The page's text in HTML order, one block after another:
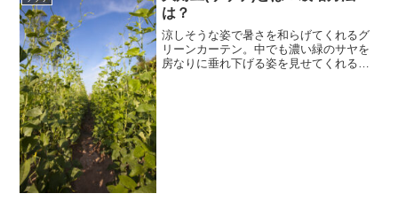
は？
涼しそうな姿で暑さを和らげてくれるグ
リーンカーテン。中でも濃い緑のサヤを
房なりに垂れ下げる姿を見せてくれるの